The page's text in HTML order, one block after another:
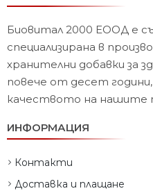
Биовитал 2000 ЕООД е
специализирана в
хранителни добавки за
повече от десет
качеството на нашите
ИНФОРМАЦИЯ
Контакти
Доставка и плащане